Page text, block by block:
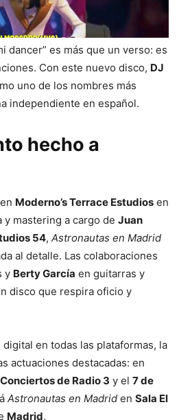
dancer” es más que un verso: es
Con este nuevo disco, DJ
uno de los nombres más
independiente en español.
hecho a
Moderno’s Terrace Estudios en
y mastering a cargo de Juan
54, Astronautas en Madrid
al detalle. Las colaboraciones
y Berty García en guitarras y
disco que respira oficio y
en todas las plataformas, la
actuaciones destacadas: en
Conciertos de Radio 3 y el 7 de
Astronautas en Madrid en Sala El
Madrid.